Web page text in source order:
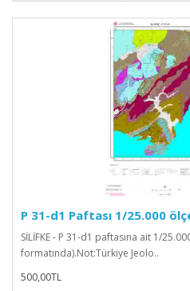
P 31-d1 Paftası 1/25.000
SİLİFKE - P 31-d1 paftasına ait 1/
formatında).Not:Türkiye Jeolo..
500,00TL